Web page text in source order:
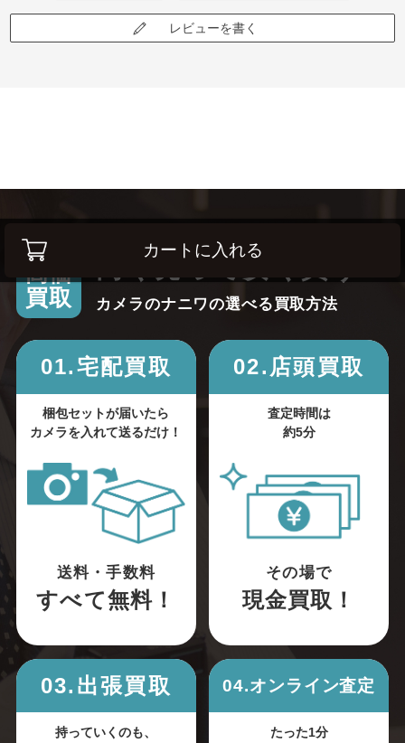
カートに入れる
レビューを書く
高価
買取
カメラのナニワの選べる買取方法
01.宅配買取
梱包セットが届いたら
カメラを入れて送るだけ！
送料・手数料
すべて無料！
02.店頭買取
査定時間は
約5分
その場で
現金買取！
03.出張買取
持っていくのも、
04.オンライン査定
たった1分